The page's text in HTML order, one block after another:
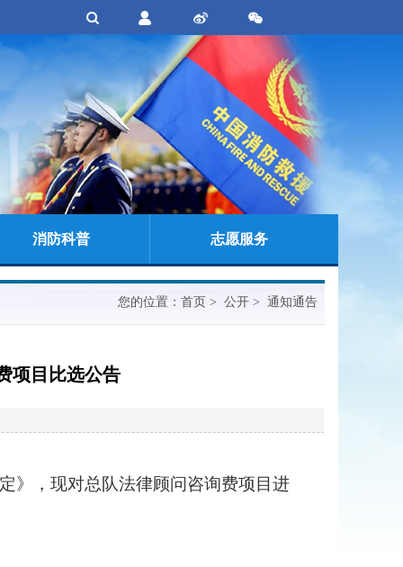
消防科普 志愿服务
您的位置： 首页 > 公开 > 通知通告
项目比选公告
》，现对总队法律顾问咨询费项目进